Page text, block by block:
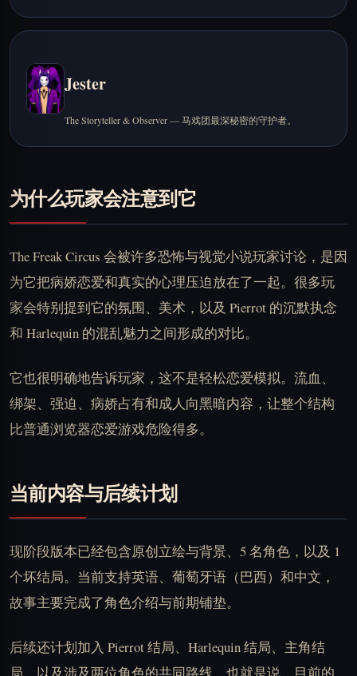
Jester
The Storyteller & Observer — 马戏团最深秘密的守护者。
为什么玩家会注意到它
The Freak Circus 会被许多恐怖与视觉小说玩家讨论，是因
为它把病娇恋爱和真实的心理压迫放在了一起。很多玩
家会特别提到它的氛围、美术，以及 Pierrot 的沉默执念
和 Harlequin 的混乱魅力之间形成的对比。
它也很明确地告诉玩家，这不是轻松恋爱模拟。流血、
绑架、强迫、病娇占有和成人向黑暗内容，让整个结构
比普通浏览器恋爱游戏危险得多。
当前内容与后续计划
现阶段版本已经包含原创立绘与背景、5 名角色，以及 1
个坏结局。当前支持英语、葡萄牙语（巴西）和中文，
故事主要完成了角色介绍与前期铺垫。
后续还计划加入 Pierrot 结局、Harlequin 结局、主角结